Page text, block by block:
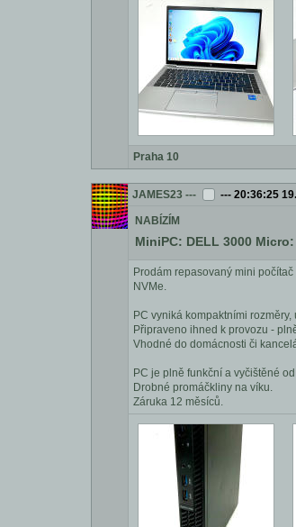
Praha 10
JAMES23 --- --- 20:36:25
NABÍZÍM
MiniPC: DELL 3000
Prodám repasovaný mini
NVMe.
PC vyniká kompaktními
Připraveno ihned k provozu -
Vhodné do domácnosti či
PC je plně funkční a vyčištěné
Drobné promáčkliny na víku.
Záruka 12 měsíců.